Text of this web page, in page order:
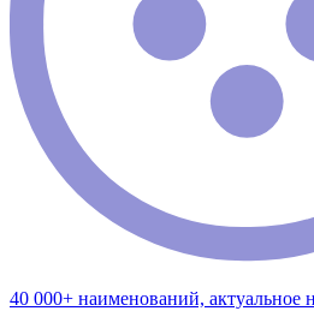
40 000+ наименований, актуальное